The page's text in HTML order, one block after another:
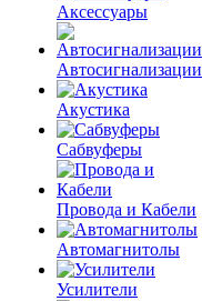
Аксессуары
Автосигнализации
Акустика
Сабвуферы
Провода и Кабели
Автомагнитолы
Усилители